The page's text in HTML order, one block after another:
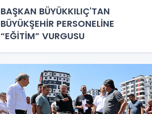
BAŞKAN BÜYÜKKILIÇ'TAN
BÜYÜKŞEHİR PERSONELİNE
“EĞİTİM” VURGUSU